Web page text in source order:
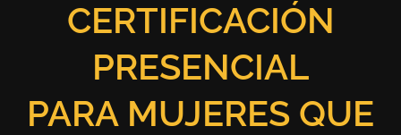
CERTIFICACIÓN
PRESENCIAL
PARA MUJERES QUE